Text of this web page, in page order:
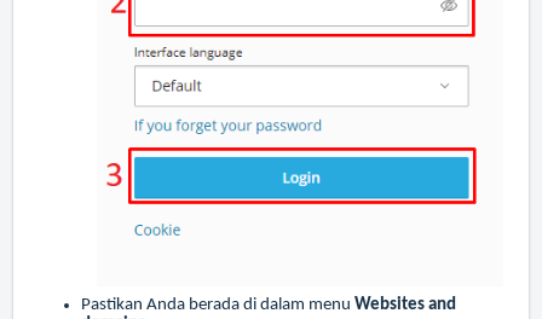
Pastikan Anda berada di dalam menu Websites and